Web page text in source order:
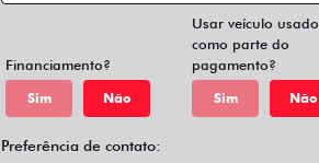
Financiamento?
Sim Não
Usar veículo usado
como parte do
pagamento?
Sim Não
Preferência de contato: